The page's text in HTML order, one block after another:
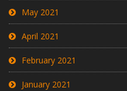
May 2021
April 2021
February 2021
January 2021